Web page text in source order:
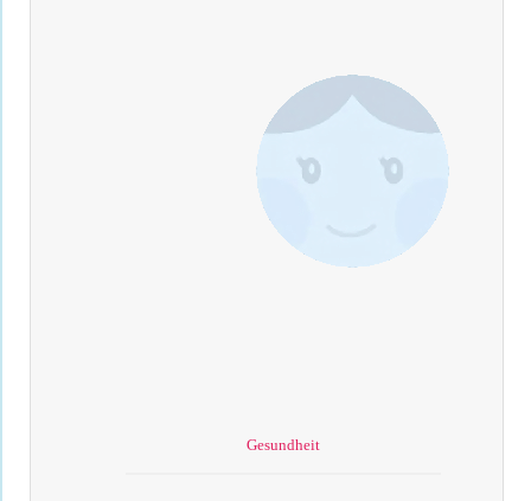
Gesundheit